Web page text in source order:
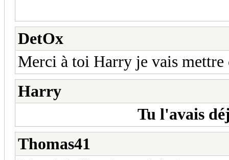
DetOx
Merci à toi Harry je vais
Harry
Tu l'avais
Thomas41